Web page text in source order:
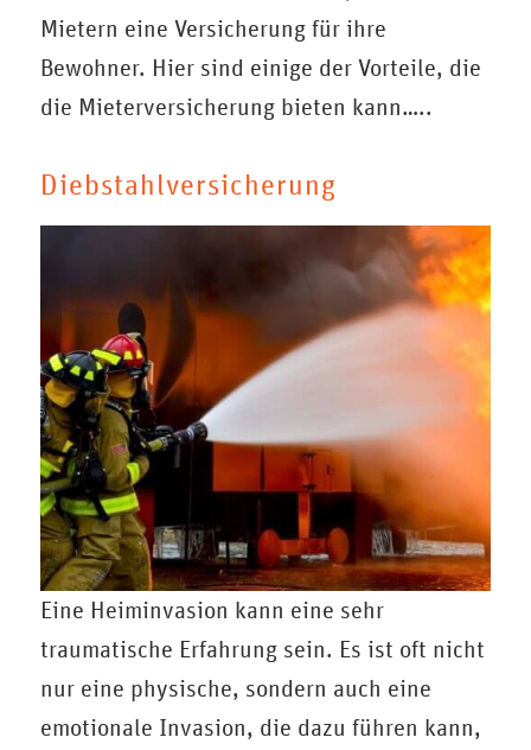
Mietern eine Versicherung für ihre
Bewohner. Hier sind einige der Vorteile, die
die Mieterversicherung bieten kann…..
Diebstahlversicherung
Eine Heiminvasion kann eine sehr
traumatische Erfahrung sein. Es ist oft nicht
nur eine physische, sondern auch eine
emotionale Invasion, die dazu führen kann,